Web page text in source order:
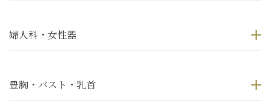
婦人科・女性器
豊胸・バスト・乳首